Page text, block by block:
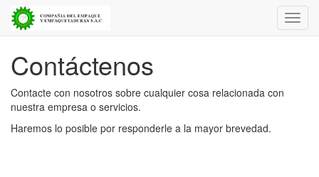
Contáctenos
Contacte con nosotros sobre cualquier cosa relacionada con
nuestra empresa o servicios.
Haremos lo posible por responderle a la mayor brevedad.